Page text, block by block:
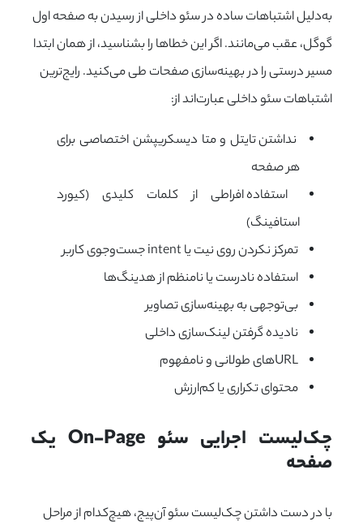
به‌دلیل اشتباهات ساده در سئو داخلی از رسیدن به صفحه اول
گوگل، عقب می‌مانند. اگر این خطاها را بشناسید، از همان ابتدا
مسیر درستی را در بهینه‌سازی صفحات طی می‌کنید. رایج‌ترین
اشتباهات سئو داخلی عبارت‌اند از:
نداشتن تایتل و متا دیسکریپشن اختصاصی برای
هر صفحه
استفاده افراطی از کلمات کلیدی (کیورد
استافینگ)
تمرکز نکردن روی نیت یا intent جست‌وجوی کاربر
استفاده نادرست یا نامنظم از هدینگ‌ها
بی‌توجهی به بهینه‌سازی تصاویر
نادیده گرفتن لینک‌سازی داخلی
URLهای طولانی و نامفهوم
محتوای تکراری یا کم‌ارزش
صفحه
با در دست داشتن چک‌لیست سئو آن‌پیج، هیچ‌کدام از مراحل